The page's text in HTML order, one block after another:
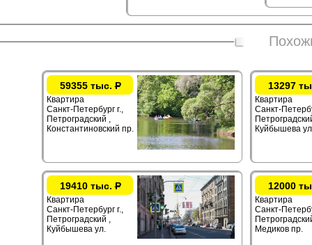
59355 тыс.Р
Квартира
Санкт-Петербург г.,
Петроградский ,
Константиновский пр.
13297
Квартира
Санкт-
Куйбышева
19410 тыс.Р
Квартира
Санкт-Петербург г.,
Петроградский ,
Куйбышева ул.
12000
Квартира
Санкт-
Медиков пр.